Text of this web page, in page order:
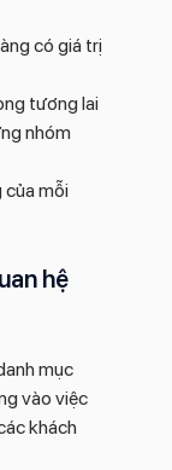
có giá trị
tương lai
nhóm
mỗi
hệ
mục
vào việc
khách